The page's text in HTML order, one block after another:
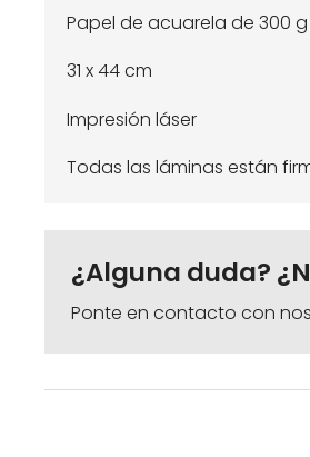
Papel de acuarela de 300 g
31 x 44 cm
Impresión láser
Todas las láminas están
¿Alguna duda?
Ponte en contacto con